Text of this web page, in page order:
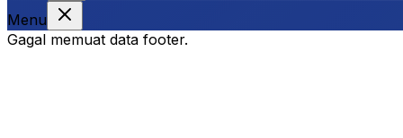
Menu
Gagal memuat data footer.